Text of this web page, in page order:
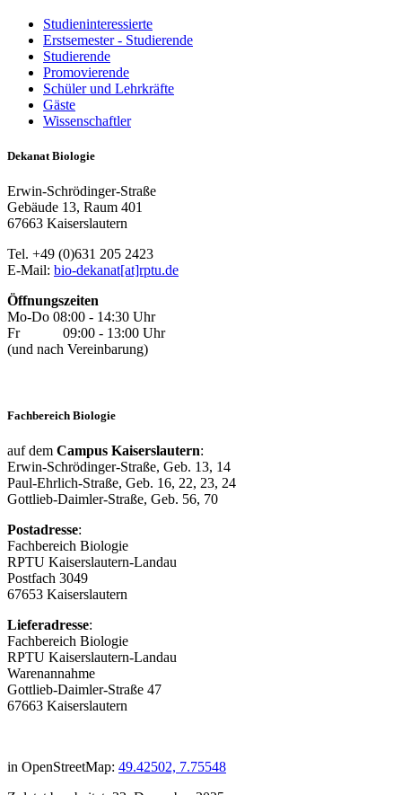
Studieninteressierte
Erstsemester - Studierende
Studierende
Promovierende
Schüler und Lehrkräfte
Gäste
Wissenschaftler
Dekanat Biologie
Erwin-Schrödinger-Straße
Gebäude 13, Raum 401
67663 Kaiserslautern
Tel. +49 (0)631 205 2423
E-Mail: bio-dekanat[at]rptu.de
Öffnungszeiten
Mo-Do 08:00 - 14:30 Uhr
Fr 09:00 - 13:00 Uhr
(und nach Vereinbarung)
Fachbereich Biologie
auf dem Campus Kaiserslautern:
Erwin-Schrödinger-Straße, Geb. 13, 14
Paul-Ehrlich-Straße, Geb. 16, 22, 23, 24
Gottlieb-Daimler-Straße, Geb. 56, 70
Postadresse:
Fachbereich Biologie
RPTU Kaiserslautern-Landau
Postfach 3049
67653 Kaiserslautern
Lieferadresse:
Fachbereich Biologie
RPTU Kaiserslautern-Landau
Warenannahme
Gottlieb-Daimler-Straße 47
67663 Kaiserslautern
in OpenStreetMap: 49.42502, 7.75548